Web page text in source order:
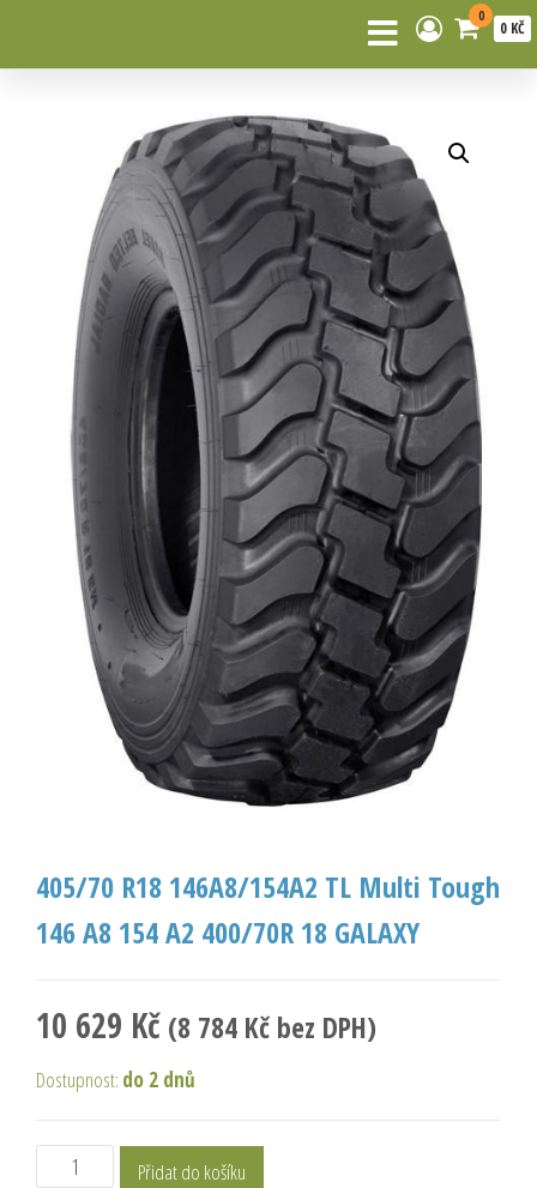
0
0 KČ
405/70 R18 146A8/154A2 TL Multi Tough
146 A8 154 A2 400/70R 18 GALAXY
10 629 Kč (8 784 Kč bez DPH)
Dostupnost: do 2 dnů
Přidat do košíku